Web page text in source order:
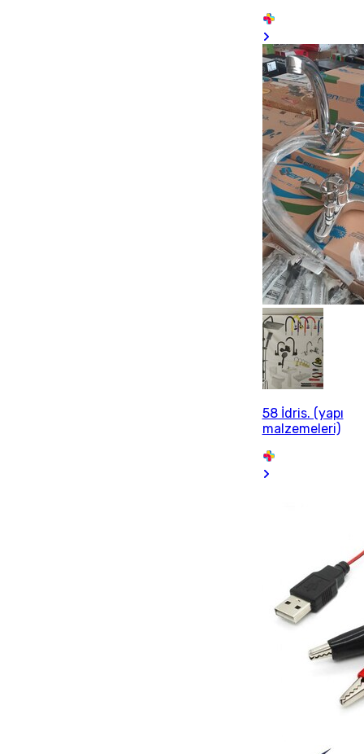
58 İdris. (yapı
malzemeleri)